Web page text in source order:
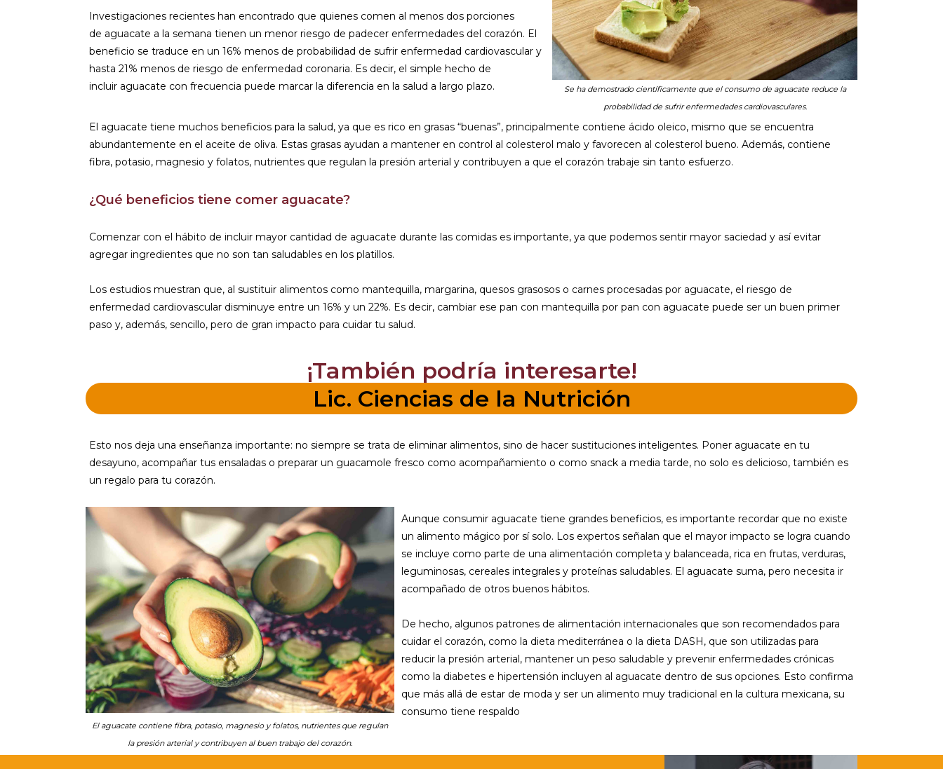
Investigaciones recientes han encontrado que quienes comen al menos dos porciones
de aguacate a la semana tienen un menor riesgo de padecer enfermedades del corazón. El
beneficio se traduce en un 16% menos de probabilidad de sufrir enfermedad cardiovascular y
hasta 21% menos de riesgo de enfermedad coronaria. Es decir, el simple hecho de
incluir aguacate con frecuencia puede marcar la diferencia en la salud a largo plazo.
Se ha demostrado científicamente que el consumo de aguacate reduce la
probabilidad de sufrir enfermedades cardiovasculares.
El aguacate tiene muchos beneficios para la salud, ya que es rico en grasas “buenas”, principalmente contiene ácido oleico, mismo que se encuentra
abundantemente en el aceite de oliva. Estas grasas ayudan a mantener en control al colesterol malo y favorecen al colesterol bueno. Además, contiene
fibra, potasio, magnesio y folatos, nutrientes que regulan la presión arterial y contribuyen a que el corazón trabaje sin tanto esfuerzo.
¿Qué beneficios tiene comer aguacate?
Comenzar con el hábito de incluir mayor cantidad de aguacate durante las comidas es importante, ya que podemos sentir mayor saciedad y así evitar
agregar ingredientes que no son tan saludables en los platillos.
Los estudios muestran que, al sustituir alimentos como mantequilla, margarina, quesos grasosos o carnes procesadas por aguacate, el riesgo de
enfermedad cardiovascular disminuye entre un 16% y un 22%. Es decir, cambiar ese pan con mantequilla por pan con aguacate puede ser un buen primer
paso y, además, sencillo, pero de gran impacto para cuidar tu salud.
¡También podría interesarte!
Lic. Ciencias de la Nutrición
Esto nos deja una enseñanza importante: no siempre se trata de eliminar alimentos, sino de hacer sustituciones inteligentes. Poner aguacate en tu
desayuno, acompañar tus ensaladas o preparar un guacamole fresco como acompañamiento o como snack a media tarde, no solo es delicioso, también es
un regalo para tu corazón.
El aguacate contiene fibra, potasio, magnesio y folatos, nutrientes que regulan
la presión arterial y contribuyen al buen trabajo del corazón.
Aunque consumir aguacate tiene grandes beneficios, es importante recordar que no existe
un alimento mágico por sí solo. Los expertos señalan que el mayor impacto se logra cuando
se incluye como parte de una alimentación completa y balanceada, rica en frutas, verduras,
leguminosas, cereales integrales y proteínas saludables. El aguacate suma, pero necesita ir
acompañado de otros buenos hábitos.
De hecho, algunos patrones de alimentación internacionales que son recomendados para
cuidar el corazón, como la dieta mediterránea o la dieta DASH, que son utilizadas para
reducir la presión arterial, mantener un peso saludable y prevenir enfermedades crónicas
como la diabetes e hipertensión incluyen al aguacate dentro de sus opciones. Esto confirma
que más allá de estar de moda y ser un alimento muy tradicional en la cultura mexicana, su
consumo tiene respaldo